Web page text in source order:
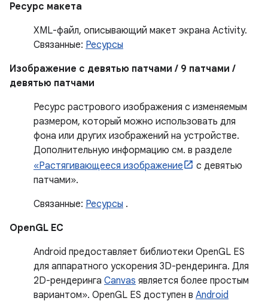
Ресурс макета
XML-файл, описывающий макет экрана Activity.
Связанные: Ресурсы
Изображение с девятью патчами / 9 патчами /
девятью патчами
Ресурс растрового изображения с изменяемым
размером, который можно использовать для
фона или других изображений на устройстве.
Дополнительную информацию см. в разделе
«Растягивающееся изображение
с девятью
патчами».
Связанные: Ресурсы .
OpenGL ЕС
Android предоставляет библиотеки OpenGL ES
для аппаратного ускорения 3D-рендеринга. Для
2D-рендеринга Canvas является более простым
вариантом». OpenGL ES доступен в Android